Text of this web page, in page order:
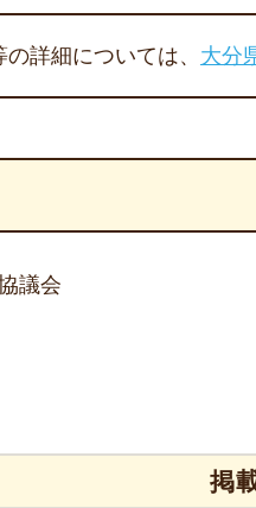
詳細については、 大分
議会
掲